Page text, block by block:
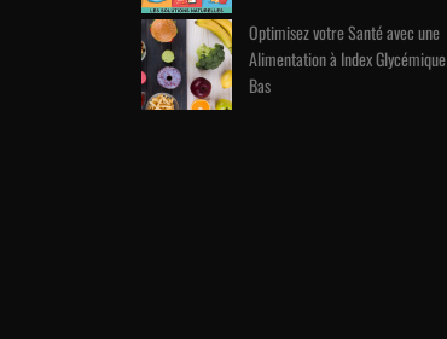
Optimisez votre Santé avec une
Alimentation à Index Glycémique
Bas